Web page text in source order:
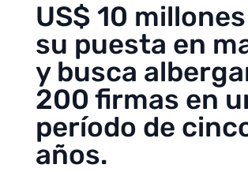
US$ 10
su puesta en
y busca
200 firmas en
período de
años.